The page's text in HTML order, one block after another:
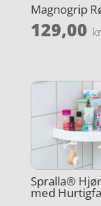
Magnogrip
129,00
Spralla®
med